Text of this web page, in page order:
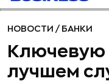
НОВОСТИ / БАНКИ
Ключевую
лучшем